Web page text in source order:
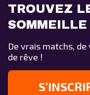
TROUVEZ
De vrais matchs,
de rêve !